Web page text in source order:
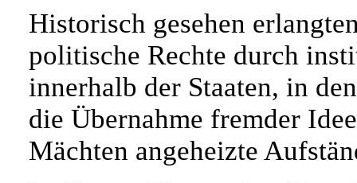
Historisch gesehen
politische Rechte durch
innerhalb der Staaten, in
die Übernahme fremder
Mächten angeheizte